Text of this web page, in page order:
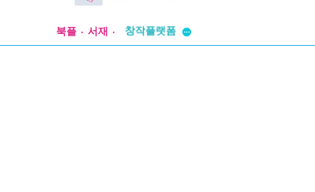
북플 서재
창작플랫폼
투비컨티뉴드